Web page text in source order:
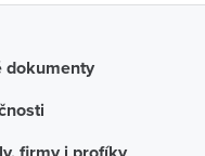
dokumenty